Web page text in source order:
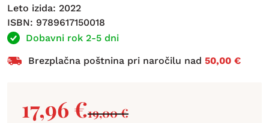
Leto izida: 2022
ISBN: 9789617150018
Dobavni rok 2-5 dni
Brezplačna poštnina pri naročilu nad 50,00 €
19,00€
17,96 €